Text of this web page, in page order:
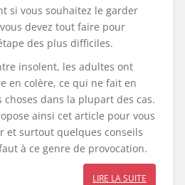
si vous souhaitez le garder
devez tout faire pour
des plus difficiles.
insolent, les adultes ont
en colère, ce qui ne fait en
choses dans la plupart des cas.
ainsi cet article pour vous
et surtout quelques conseils
à ce genre de provocation.
LIRE LA SUITE